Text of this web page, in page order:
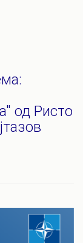
од Ристо